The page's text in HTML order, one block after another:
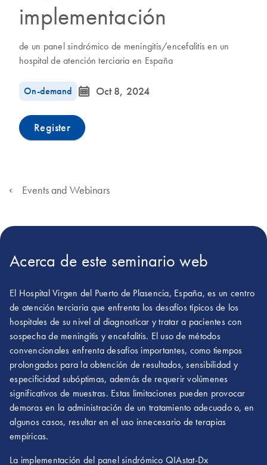
implementación
de un panel sindrómico de meningitis/encefalitis en un
hospital de atención terciaria en España
On-demand icon_0085_cc_gen_calendar-s Oct 8, 2024
Register
Events and Webinars
Acerca de este seminario web
El Hospital Virgen del Puerto de Plasencia, España, es un centro
de atención terciaria que enfrenta los desafíos típicos de los
hospitales de su nivel al diagnosticar y tratar a pacientes con
sospecha de meningitis y encefalitis. El uso de métodos
convencionales enfrenta desafíos importantes, como tiempos
prolongados para la obtención de resultados, sensibilidad y
especificidad subóptimas, además de requerir volúmenes
significativos de muestras. Estas limitaciones pueden provocar
demoras en la administración de un tratamiento adecuado o, en
algunos casos, resultar en el uso innecesario de terapias
empíricas.
La implementación del panel sindrómico QIAstat-Dx